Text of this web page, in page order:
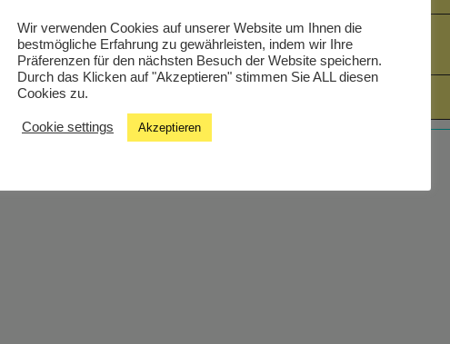
16:00 - 17:00
Carla Kolumna
19:00 - 20:00
hein! In The Mix
17:00 - 18:00
Radio
Wissensteam
Wir verwenden Cookies auf unserer Website um Ihnen die
bestmögliche Erfahrung zu gewährleisten, indem wir Ihre
Präferenzen für den nächsten Besuch der Website speichern.
Durch das Klicken auf "Akzeptieren" stimmen Sie ALL diesen
Cookies zu.
Cookie settings Akzeptieren